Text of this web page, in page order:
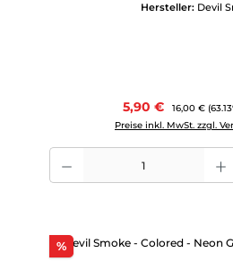
Hersteller: Devil
Verkaufspreis:
5,90 € Regulärer
16,00 €
Preise inkl. MwSt. zzgl.
Produkt Anzahl: Gib den
%Rabatt